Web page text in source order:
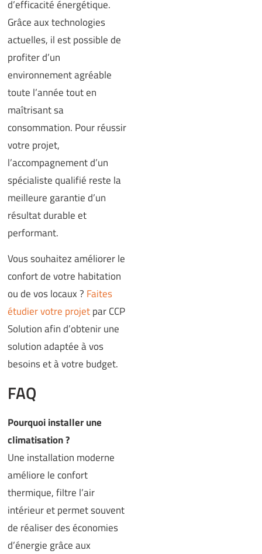
d’efficacité énergétique.
Grâce aux technologies
actuelles, il est possible de
profiter d’un
environnement agréable
toute l’année tout en
maîtrisant sa
consommation. Pour réussir
votre projet,
l’accompagnement d’un
spécialiste qualifié reste la
meilleure garantie d’un
résultat durable et
performant.
Vous souhaitez améliorer le
confort de votre habitation
ou de vos locaux ? Faites
étudier votre projetpar CCP
Solution afin d’obtenir une
solution adaptée à vos
besoins et à votre budget.
FAQ
Pourquoi installer une
climatisation ?
Une installation moderne
améliore le confort
thermique, filtre l’air
intérieur et permet souvent
de réaliser des économies
d’énergie grâce aux